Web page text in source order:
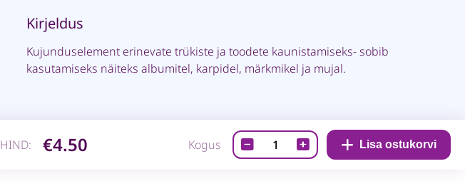
Kirjeldus
Kujunduselement erinevate trükiste ja toodete kaunistamiseks- sobib
kasutamiseks näiteks albumitel, karpidel, märkmikel ja mujal.
HIND: €4.50 Kogus
Kujunduselement-
Elevant
Lisa ostukorvi